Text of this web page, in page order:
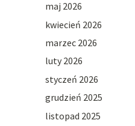
maj 2026
kwiecień 2026
marzec 2026
luty 2026
styczeń 2026
grudzień 2025
listopad 2025